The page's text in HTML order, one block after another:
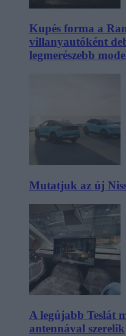
Kupés forma a
villanyautóként
legmerészebb
Mutatjuk az új
A legújabb Teslát
antennával szerelik